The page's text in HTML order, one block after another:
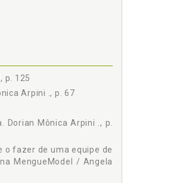
p. 125
Arpini ., p. 67
Dorian Mônica Arpini ., p.
o fazer de uma equipe de
MengueModel / Angela